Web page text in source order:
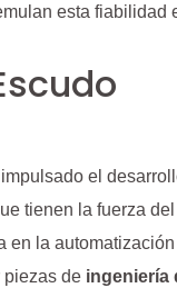
esta fiabilidad
el
tienen la fuerza del
en la automatización
piezas de ingeniería